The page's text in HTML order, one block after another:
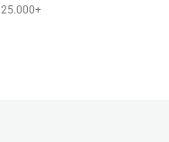
25.000+